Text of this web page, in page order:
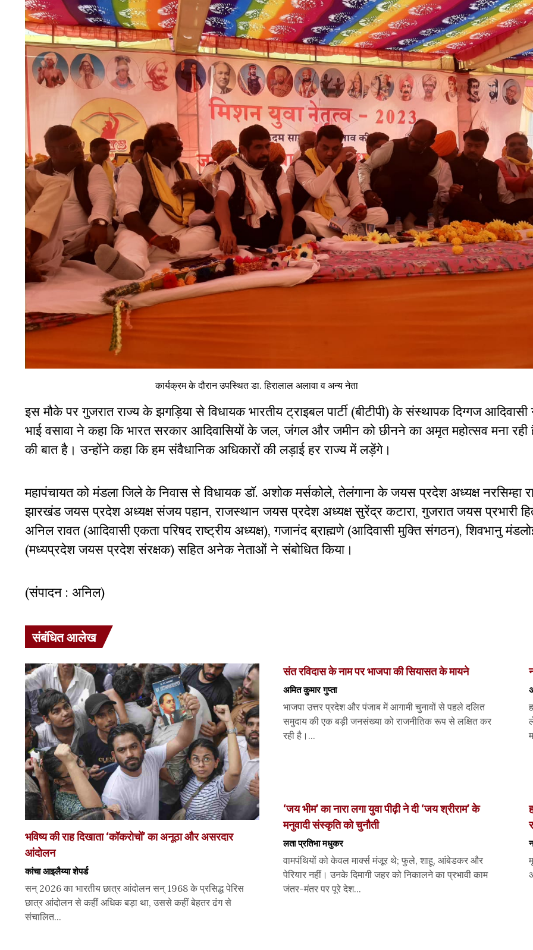
कार्यक्रम के दौरान उपस्थित डा. हिरालाल अलावा व अन्य नेता
इस मौके पर गुजरात राज्य के झगड़िया से विधायक भारतीय ट्राइबल पार्टी (बीटीपी) के संस्थापक दिग्गज आदिवासी
भाई वसावा ने कहा कि भारत सरकार आदिवासियों के जल, जंगल और जमीन को छीनने का अमृत महोत्सव मना रही
की बात है। उन्होंने कहा कि हम संवैधानिक अधिकारों की लड़ाई हर राज्य में लड़ेंगे।
महापंचायत को मंडला जिले के निवास से विधायक डॉ. अशोक मर्सकोले, तेलंगाना के जयस प्रदेश अध्यक्ष नरसिम्हा
झारखंड जयस प्रदेश अध्यक्ष संजय पहान, राजस्थान जयस प्रदेश अध्यक्ष सुरेंद्र कटारा, गुजरात जयस प्रभारी
अनिल रावत (आदिवासी एकता परिषद राष्ट्रीय अध्यक्ष), गजानंद ब्राह्मणे (आदिवासी मुक्ति संगठन), शिवभानु
(मध्यप्रदेश जयस प्रदेश संरक्षक) सहित अनेक नेताओं ने संबोधित किया।
(संपादन : अनिल)
संबंधित आलेख
भविष्य की राह दिखाता ‘कॉकरोचों’ का अनूठा और असरदार
आंदोलन
कांचा आइलैय्या शेपर्ड
सन् 2026 का भारतीय छात्र आंदोलन सन् 1968 के प्रसिद्ध पेरिस
छात्र आंदोलन से कहीं अधिक बड़ा था, उससे कहीं बेहतर ढंग से
संचालित...
संत रविदास के नाम पर भाजपा की सियासत के मायने
अमित कुमार गुप्ता
भाजपा उत्तर प्रदेश और पंजाब में आगामी चुनावों से पहले दलित
समुदाय की एक बड़ी जनसंख्या को राजनीतिक रूप से लक्षित कर
रही है।...
‘जय भीम’ का नारा लगा युवा पीढ़ी ने दी ‘जय श्रीराम’ के
मनुवादी संस्कृति को चुनौती
लता प्रतिभा मधुकर
वामपंथियों को केवल मार्क्स मंजूर थे; फुले, शाहू, आंबेडकर और
पेरियार नहीं। उनके दिमागी जहर को निकालने का प्रभावी काम
जंतर-मंतर पर पूरे देश...